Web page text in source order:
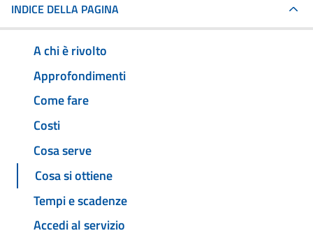
INDICE DELLA PAGINA
A chi è rivolto
Approfondimenti
Come fare
Costi
Cosa serve
Cosa si ottiene
Tempi e scadenze
Accedi al servizio